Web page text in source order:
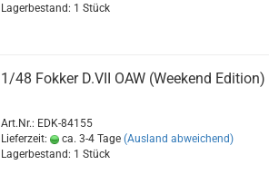
Lagerbestand: 1 Stück
1/48 Fokker D.VII OAW (Weekend Edition)
Art.Nr.: EDK-84155
Lieferzeit:
ca. 3-4 Tage (Ausland abweichend)
Lagerbestand: 1 Stück